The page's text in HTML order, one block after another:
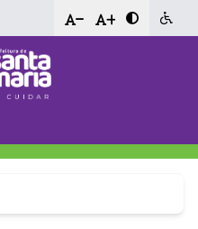
- +